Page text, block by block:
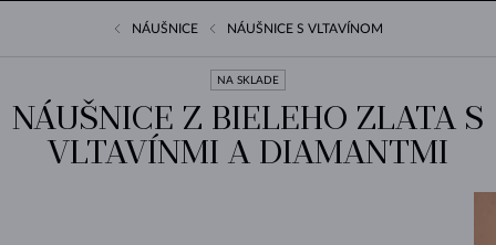
NÁUŠNICE NÁUŠNICE S VLTAVÍNOM
NA SKLADE
NÁUŠNICE Z BIELEHO ZLATA S
VLTAVÍNMI A DIAMANTMI